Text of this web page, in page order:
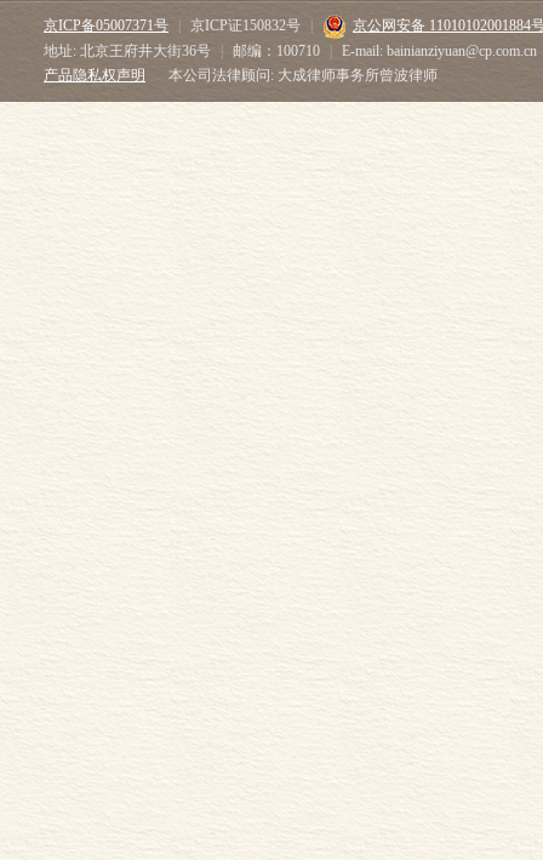
京ICP备05007371号 京ICP证150832号
京公网安备 11010102001884
地址: 北京王府井大街36号
邮编：100710
E-mail: bainianziyuan@cp.com.cn
产品隐私权声明
本公司法律顾问: 大成律师事务所曾波律师